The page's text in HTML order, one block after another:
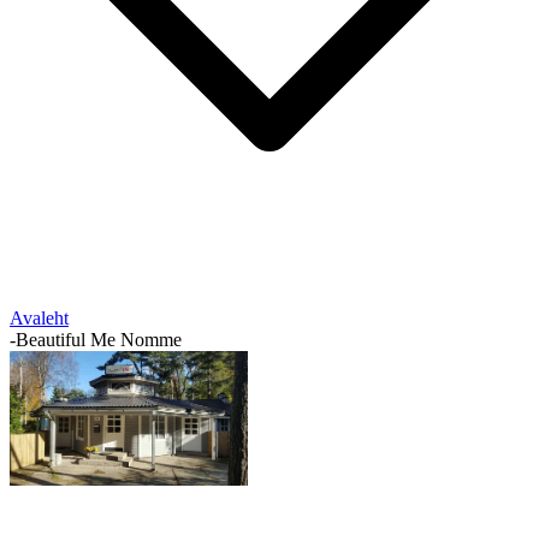
Avaleht
-Beautiful Me Nomme